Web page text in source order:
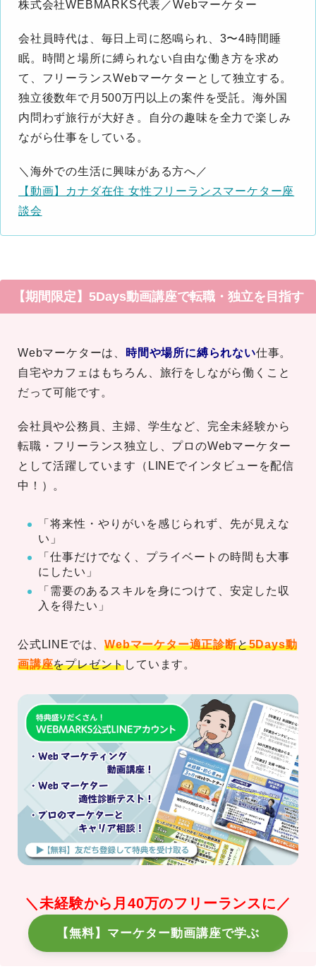
株式会社WEBMARKS代表／Webマーケター
会社員時代は、毎日上司に怒鳴られ、3〜4時間睡
眠。時間と場所に縛られない自由な働き方を求め
て、フリーランスWebマーケターとして独立する。
独立後数年で月500万円以上の案件を受託。海外国
内問わず旅行が大好き。自分の趣味を全力で楽しみ
ながら仕事をしている。
＼海外での生活に興味がある方へ／
【動画】カナダ在住 女性フリーランスマーケター座
談会
【期間限定】5Days動画講座で転職・独立を目指す
Webマーケターは、 時間や場所に縛られない仕事。
自宅やカフェはもちろん、旅行をしながら働くこと
だって可能です。
会社員や公務員、主婦、学生など、完全未経験から
転職・フリーランス独立し、プロのWebマーケター
として活躍しています（LINEでインタビューを配信
中！）。
「将来性・やりがいを感じられず、先が見えな
い」
「仕事だけでなく、プライベートの時間も大事
にしたい」
「需要のあるスキルを身につけて、安定した収
入を得たい」
公式LINEでは、Webマーケター適正診断と5Days動
画講座をプレゼントしています。
＼未経験から月40万のフリーランスに／
【無料】マーケター動画講座で学ぶ